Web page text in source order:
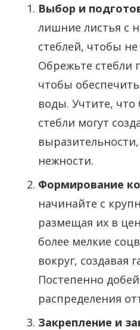
Выбор и
лишние листья с
стеблей, чтобы
Обрежьте стебли
чтобы
воды. Учтите,
стебли могут
нежности.
Формирование
начинайте с
размещая их в
более мелкие
вокруг, создавая
Постепенно
распределения
Закрепление и